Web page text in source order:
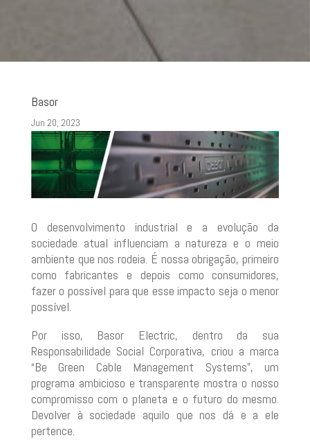
Basor
Jun 20, 2023
O desenvolvimento industrial e a evolução da
sociedade atual influenciam a natureza e o meio
ambiente que nos rodeia. É nossa obrigação, primeiro
como fabricantes e depois como consumidores,
fazer o possível para que esse impacto seja o menor
possível.
Por isso, Basor Electric, dentro da sua
Responsabilidade Social Corporativa, criou a marca
“Be Green Cable Management Systems”, um
programa ambicioso e transparente mostra o nosso
compromisso com o planeta e o futuro do mesmo.
Devolver à sociedade aquilo que nos dá e a ele
pertence.